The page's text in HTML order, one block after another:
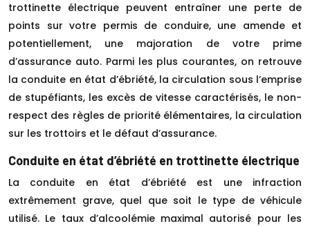
trottinette électrique peuvent entraîner une perte de
points sur votre permis de conduire, une amende et
potentiellement, une majoration de votre prime
d’assurance auto. Parmi les plus courantes, on retrouve
la conduite en état d’ébriété, la circulation sous l’emprise
de stupéfiants, les excès de vitesse caractérisés, le non-
respect des règles de priorité élémentaires, la circulation
sur les trottoirs et le défaut d’assurance.
Conduite en état d’ébriété en trottinette électrique
La conduite en état d’ébriété est une infraction
extrêmement grave, quel que soit le type de véhicule
utilisé. Le taux d’alcoolémie maximal autorisé pour les